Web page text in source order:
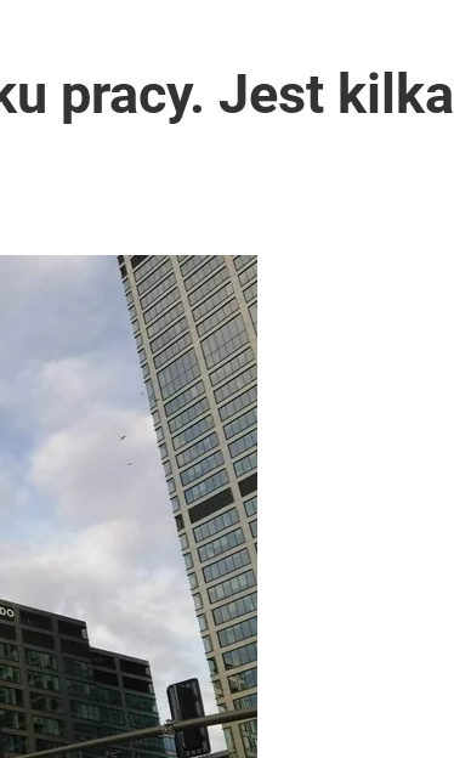
pracy. Jest kilka